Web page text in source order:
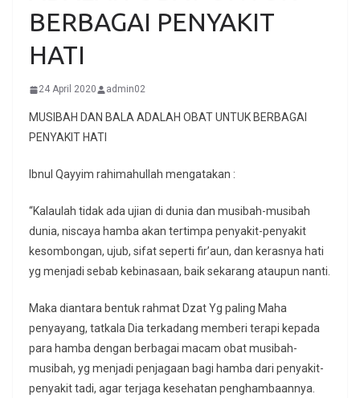
BERBAGAI PENYAKIT
HATI
24 April 2020 admin02
MUSIBAH DAN BALA ADALAH OBAT UNTUK BERBAGAI
PENYAKIT HATI
Ibnul Qayyim rahimahullah mengatakan :
“Kalaulah tidak ada ujian di dunia dan musibah-musibah
dunia, niscaya hamba akan tertimpa penyakit-penyakit
kesombongan, ujub, sifat seperti fir’aun, dan kerasnya hati
yg menjadi sebab kebinasaan, baik sekarang ataupun nanti.
Maka diantara bentuk rahmat Dzat Yg paling Maha
penyayang, tatkala Dia terkadang memberi terapi kepada
para hamba dengan berbagai macam obat musibah-
musibah, yg menjadi penjagaan bagi hamba dari penyakit-
penyakit tadi, agar terjaga kesehatan penghambaannya.